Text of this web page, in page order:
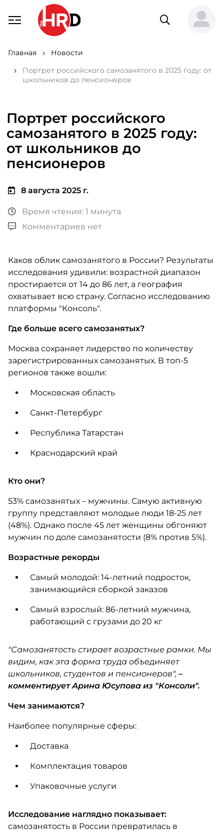
Главная
Новости
Портрет российского самозанятого в 2025 году: от
школьников до пенсионеров
Портрет российского
самозанятого в 2025 году:
от школьников до
пенсионеров
8 августа 2025 г.
Время чтения: 1 минута
Комментариев нет
Каков облик самозанятого в России? Результаты
исследования удивили: возрастной диапазон
простирается от 14 до 86 лет, а география
охватывает всю страну. Согласно исследованию
платформы "Консоль".
Где больше всего самозанятых?
Москва сохраняет лидерство по количеству
зарегистрированных самозанятых. В топ-5
регионов также вошли:
Московская область
Санкт-Петербург
Республика Татарстан
Краснодарский край
Кто они?
53% самозанятых – мужчины. Самую активную
группу представляют молодые люди 18-25 лет
(48%). Однако после 45 лет женщины обгоняют
мужчин по доле самозанятости (8% против 5%).
Возрастные рекорды
Самый молодой: 14-летний подросток,
занимающийся сборкой заказов
Самый взрослый: 86-летний мужчина,
работающий с грузами до 20 кг
"Самозанятость стирает возрастные рамки. Мы
видим, как эта форма труда объединяет
школьников, студентов и пенсионеров", –
комментирует Арина Юсупова из "Консоли".
Чем занимаются?
Наиболее популярные сферы:
Доставка
Комплектация товаров
Упаковочные услуги
Исследование наглядно показывает:
самозанятость в России превратилась в